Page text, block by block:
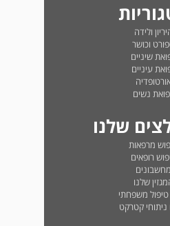
ולידה
וכושר
שיניים
עיניים
נשים
שלנו
מרפאות
רופאים
מחשבונים
שלנו
טיפול משפחתי
ניתוחי קטרקט